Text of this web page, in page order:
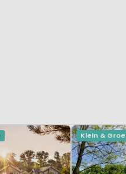
Klein &